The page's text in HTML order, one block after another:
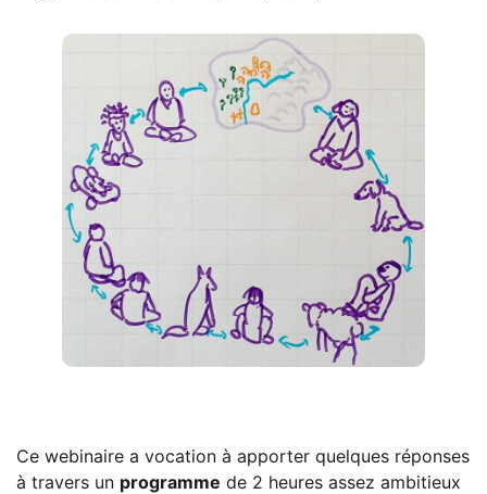
Ce webinaire a vocation à apporter quelques réponses
à travers un programme de 2 heures assez ambitieux